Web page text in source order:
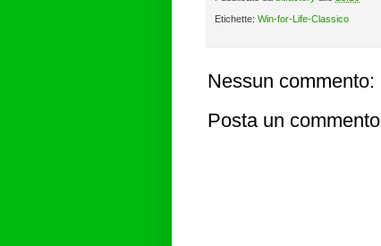
Etichette: Win-for-Life-Classico
Nessun commento:
Posta un commento